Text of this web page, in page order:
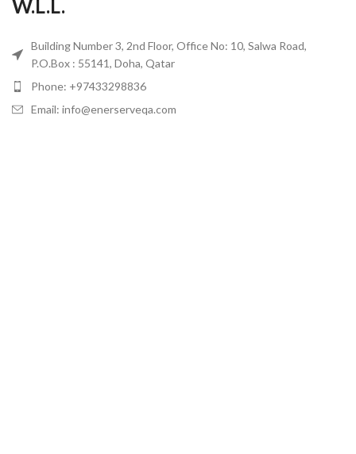
W.L.L.
Building Number 3, 2nd Floor, Office No: 10, Salwa Road,
P.O.Box : 55141, Doha, Qatar
Phone: +97433298836
Email: info@enerserveqa.com